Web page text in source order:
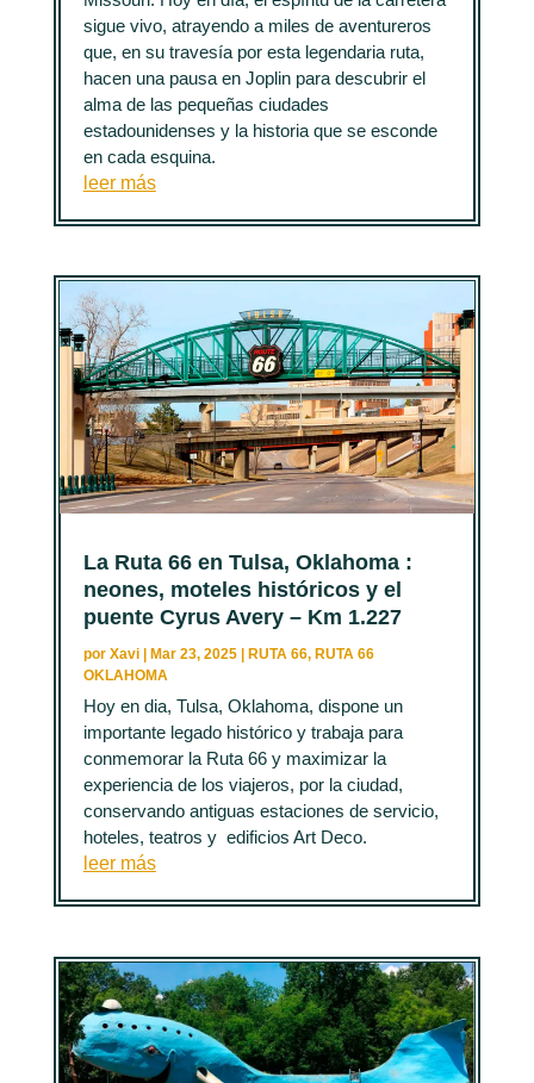
sigue vivo, atrayendo a miles de aventureros
que, en su travesía por esta legendaria ruta,
hacen una pausa en Joplin para descubrir el
alma de las pequeñas ciudades
estadounidenses y la historia que se esconde
en cada esquina.
leer más
La Ruta 66 en Tulsa, Oklahoma :
neones, moteles históricos y el
puente Cyrus Avery – Km 1.227
por Xavi| Mar 23, 2025| RUTA 66, RUTA 66
OKLAHOMA
Hoy en dia, Tulsa, Oklahoma, dispone un
importante legado histórico y trabaja para
conmemorar la Ruta 66 y maximizar la
experiencia de los viajeros, por la ciudad,
conservando antiguas estaciones de servicio,
hoteles, teatros y edificios Art Deco.
leer más